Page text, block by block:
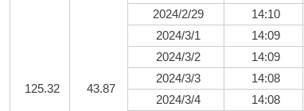
125.32 43.87
2024/2/29
14:10
2024/3/1
14:09
2024/3/2
14:09
2024/3/3
14:08
2024/3/4
14:08